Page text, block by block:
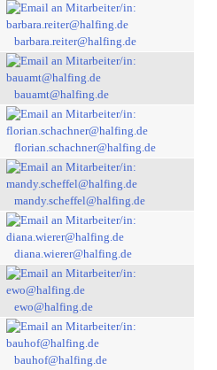
barbara.reiter@halfing.de
bauamt@halfing.de
florian.schachner@halfing.de
mandy.scheffel@halfing.de
diana.wierer@halfing.de
ewo@halfing.de
bauhof@halfing.de